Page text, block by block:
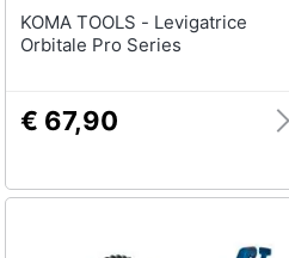
Vedi tutti
KOMA TOOLS - Levigatrice
Orbitale Pro Series
€ 67,90